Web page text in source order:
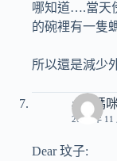
哪知道….當天
的碗裡有一隻
所以還是減少
amy媽
2010 年 11
Dear 玟子: